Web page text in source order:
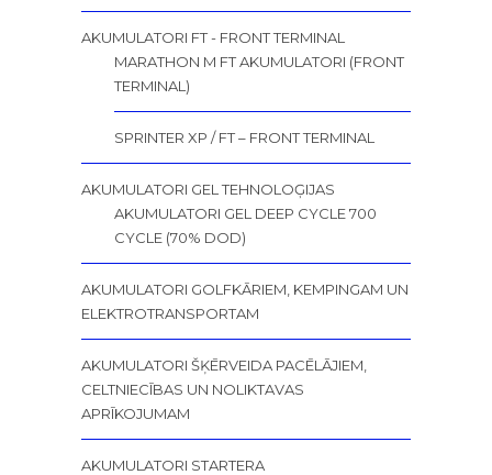
AKUMULATORI FT - FRONT TERMINAL
MARATHON M FT AKUMULATORI (FRONT
TERMINAL)
SPRINTER XP / FT – FRONT TERMINAL
AKUMULATORI GEL TEHNOLOĢIJAS
AKUMULATORI GEL DEEP CYCLE 700
CYCLE (70% DOD)
AKUMULATORI GOLFKĀRIEM, KEMPINGAM UN
ELEKTROTRANSPORTAM
AKUMULATORI ŠĶĒRVEIDA PACĒLĀJIEM,
CELTNIECĪBAS UN NOLIKTAVAS
APRĪKOJUMAM
AKUMULATORI STARTERA